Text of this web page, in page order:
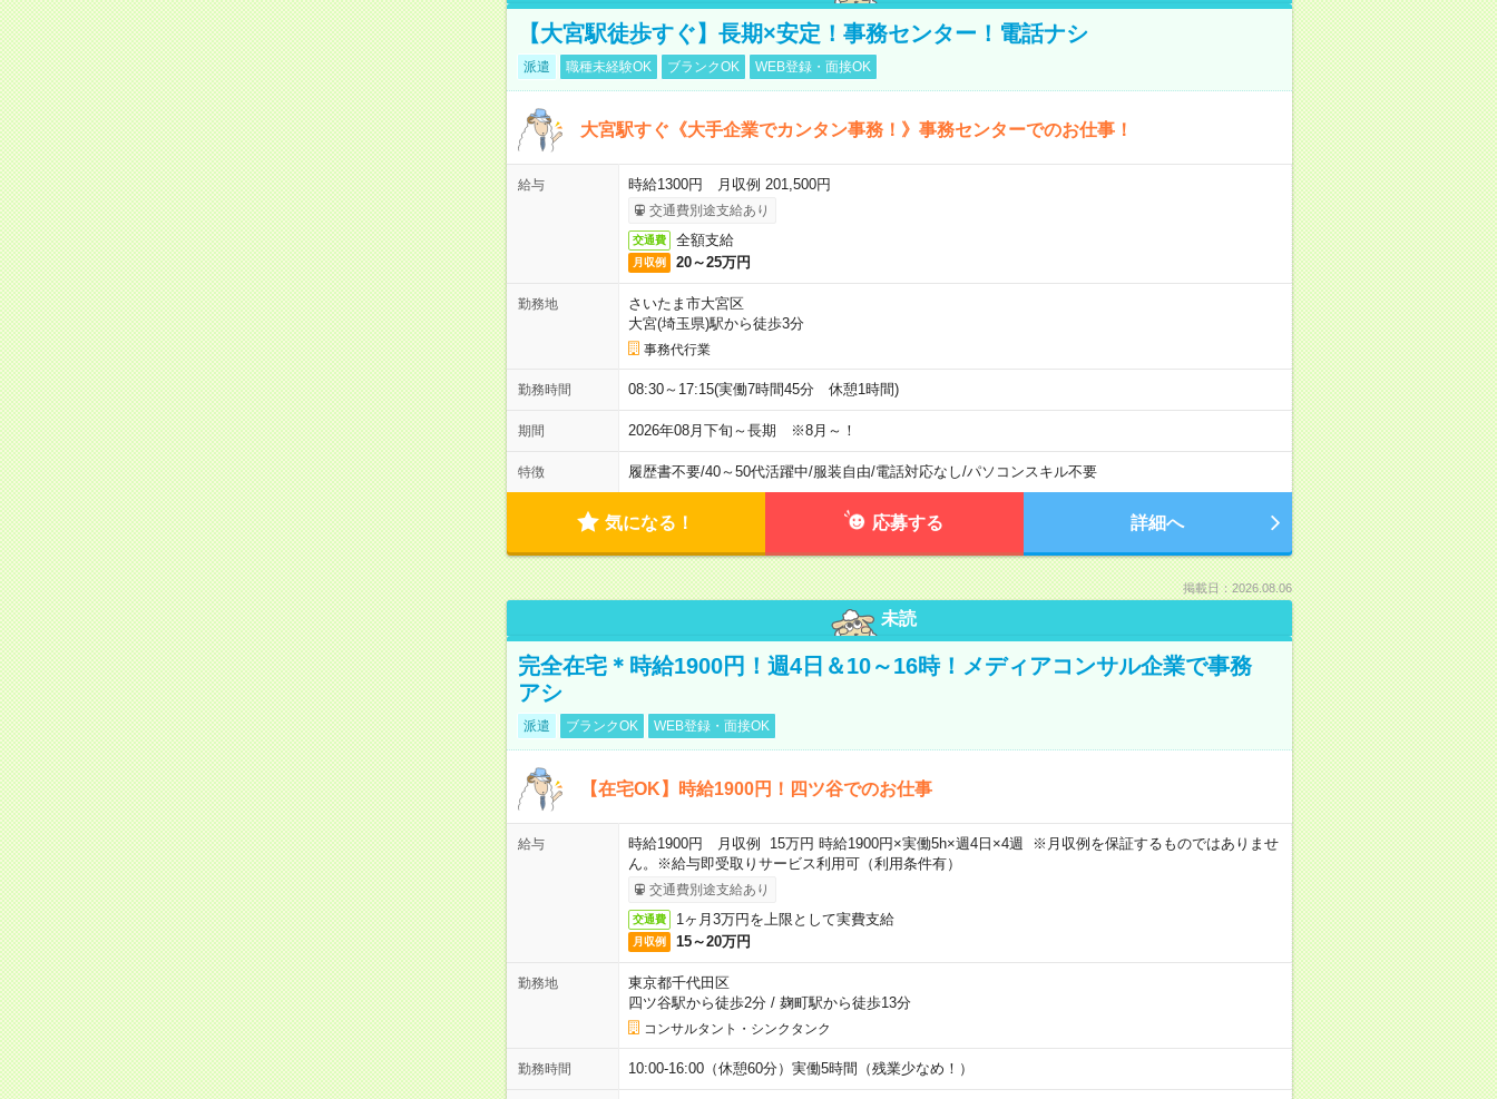
【大宮駅徒歩すぐ】長期×安定！事務センター！電話ナシ
派遣 職種未経験OK ブランクOK WEB登録・面接OK
大宮駅すぐ《大手企業でカンタン事務！》事務センターでのお仕事！
給与 時給1300円 月収例 201,500円
交通費別途支給あり
交通費 全額支給
月収例 20～25万円
勤務地
さいたま市大宮区
大宮(埼玉県)駅から徒歩3分
事務代行業
勤務時間 08:30～17:15(実働7時間45分 休憩1時間)
期間 2026年08月下旬～長期 ※8月～！
特徴 履歴書不要/40～50代活躍中/服装自由/電話対応なし/パソコンスキル不要
気になる！ 応募する 詳細へ
掲載日：2026.08.06
未読
完全在宅＊時給1900円！週4日＆10～16時！メディアコンサル企業で事務
アシ
派遣 ブランクOK WEB登録・面接OK
【在宅OK】時給1900円！四ツ谷でのお仕事
給与
時給1900円 月収例 15万円 時給1900円×実働5h×週4日×4週 ※月収例を保証するものではありませ
ん。※給与即受取りサービス利用可（利用条件有）
交通費別途支給あり
交通費 1ヶ月3万円を上限として実費支給
月収例 15～20万円
勤務地
東京都千代田区
四ツ谷駅から徒歩2分/ 麹町駅から徒歩13分
コンサルタント・シンクタンク
勤務時間 10:00-16:00（休憩60分）実働5時間（残業少なめ！）